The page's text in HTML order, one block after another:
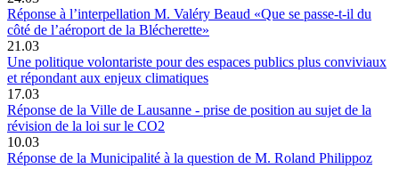
Réponse à l’interpellation M. Valéry Beaud «Que se passe-t-il du
côté de l’aéroport de la Blécherette»
21.03
Une politique volontariste pour des espaces publics plus conviviaux
et répondant aux enjeux climatiques
17.03
Réponse de la Ville de Lausanne - prise de position au sujet de la
révision de la loi sur le CO2
10.03
Réponse de la Municipalité à la question de M. Roland Philippoz